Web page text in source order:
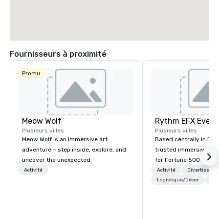
Fournisseurs à proximité
Promu
Meow Wolf
Plusieurs villes
Meow Wolf is an immersive art
adventure – step inside, explore, and
uncover the unexpected.
Activité
Plusieurs villes
Based centrally in
trusted immersive
for Fortune 500
2012. We deliver stunning premium AV
and in-house custom
Activité
Logistique/Décor